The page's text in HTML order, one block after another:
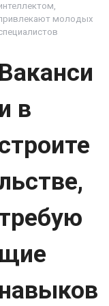
молодых
Ваканси
и в
щие
навыков